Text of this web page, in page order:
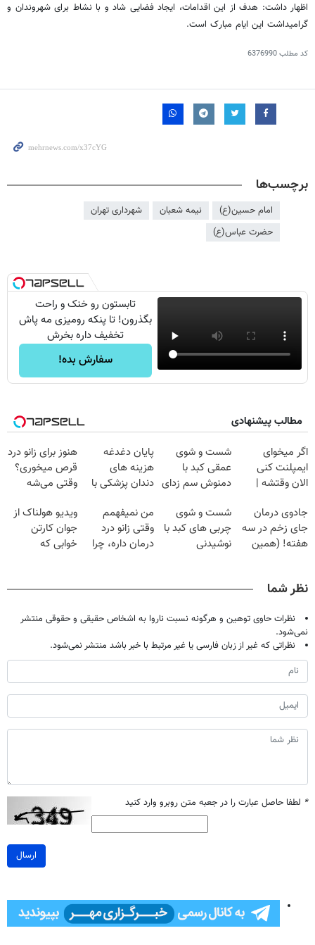
اظهار داشت: هدف از این اقدامات، ایجاد فضایی شاد و با نشاط برای شهروندان و
گرامیداشت این ایام مبارک است.
کد مطلب6376990
برچسب‌ها
امام حسین(ع) نیمه شعبان
شهرداری تهران
حضرت عباس(ع)
تابستون رو خنک و راحت
بگذرون! تا پنکه رومیزی مه پاش
تخفیف داره بخرش
سفارش بده!
مطالب پیشنهادی
اگر میخوای
ایمپلنت کنی
الان وقتشه |
میلیون تومان!!!
شست و شوی
عمقی کبد با
دمنوش سم زدای
پایان دغدغه
هزینه های
دندان پزشکی با
خانگی
هنوز برای زانو درد
قرص میخوری؟
وقتی می‌شه
درمانش کرد؟؟؟؟
جادوی درمان
جای زخم در سه
هفته! (همین
شست و شوی
چربی های کبد با
نوشیدنی
من نمیفهمم
وقتی زانو درد
درمان داره، چرا
ویدیو هولناک از
جوان کارتن
خوابی که
نظر شما
نظرات حاوی توهین و هرگونه نسبت ناروا به اشخاص حقیقی و حقوقی منتشر
نمی‌شود.
نظراتی که غیر از زبان فارسی یا غیر مرتبط با خبر باشد منتشر نمی‌شود.
* لطفا حاصل عبارت را در جعبه متن روبرو وارد کنید
ارسال